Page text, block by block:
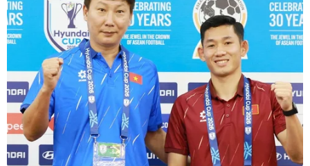
(Nhấp chuột để xem kích thước chuẩn)